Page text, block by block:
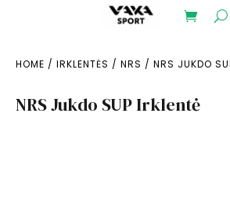
HOME / IRKLENTĖS / NRS / NRS JUKDO
NRS Jukdo SUP Irklentė